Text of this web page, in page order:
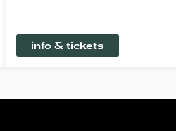
info & tickets